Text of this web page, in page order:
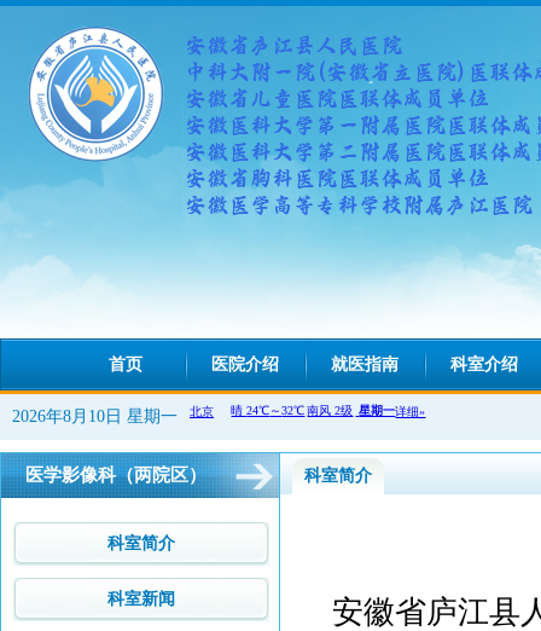
首页 医院介绍 就医指南 科室介绍
2026年8月10日 星期一
医学影像科（两院区）
科室简介
科室新闻
科室简介
安徽省庐江县